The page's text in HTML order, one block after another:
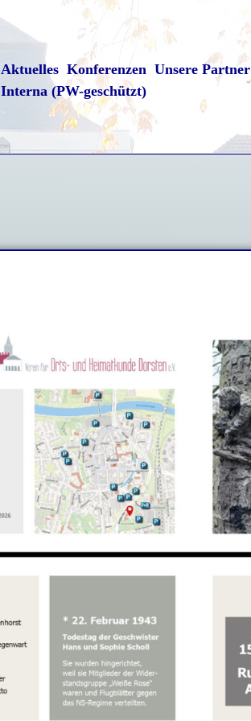
Aktuelles Konferenzen Unsere Partner
Interna (PW-geschützt)